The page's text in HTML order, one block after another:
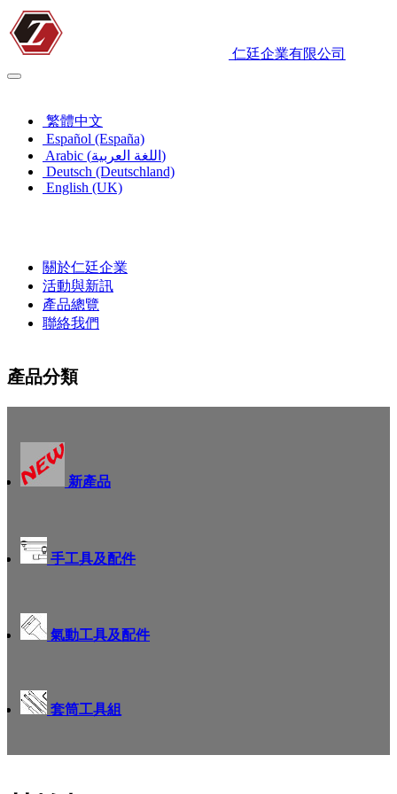
仁廷企業有限公司
繁體中文
Español (España)
Arabic (اللغة العربية)
Deutsch (Deutschland)
English (UK)
關於仁廷企業
活動與新訊
產品總覽
聯絡我們
產品分類
新產品
手工具及配件
氣動工具及配件
套筒工具組